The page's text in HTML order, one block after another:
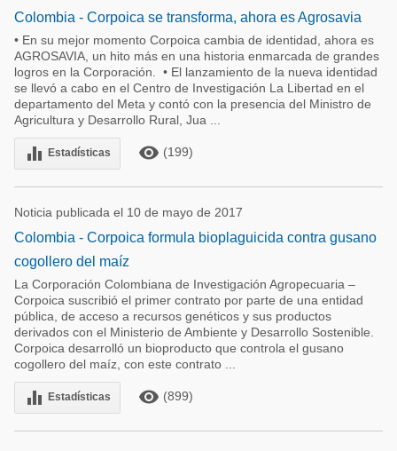
Colombia - Corpoica se transforma, ahora es Agrosavia
• En su mejor momento Corpoica cambia de identidad, ahora es
AGROSAVIA, un hito más en una historia enmarcada de grandes
logros en la Corporación. • El lanzamiento de la nueva identidad
se llevó a cabo en el Centro de Investigación La Libertad en el
departamento del Meta y contó con la presencia del Ministro de
Agricultura y Desarrollo Rural, Jua ...
equalizer Estadísticas remove_red_eye (199)
Noticia publicada el 10 de mayo de 2017
Colombia - Corpoica formula bioplaguicida contra gusano
cogollero del maíz
La Corporación Colombiana de Investigación Agropecuaria –
Corpoica suscribió el primer contrato por parte de una entidad
pública, de acceso a recursos genéticos y sus productos
derivados con el Ministerio de Ambiente y Desarrollo Sostenible.
Corpoica desarrolló un bioproducto que controla el gusano
cogollero del maíz, con este contrato ...
equalizer Estadísticas remove_red_eye (899)